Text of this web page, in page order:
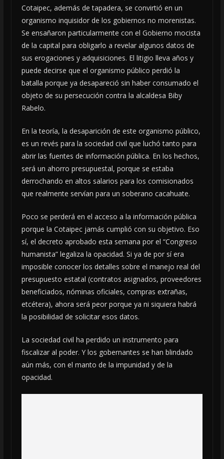
Cotaipec, además de tapadera, se convirtió en un
organismo inquisidor de los gobiernos no morenistas.
Se ensañaron particularmente con el Gobierno mocista
de la capital para obligarlo a revelar algunos datos de
sus erogaciones y adquisiciones. El litigio lleva años y
puede decirse que el organismo público perdió la
batalla porque ya desapareció sin haber consumado el
objeto de su persecución contra la alcaldesa Biby
Rabelo.
En la teoría, la desaparición de este organismo público,
es un revés para la sociedad civil que luchó tanto para
abrir las fuentes de información pública. En los hechos,
será un ahorro presupuestal, porque se estaba
derrochando en altos salarios para los comisionados
que realmente servían para un soberano cacahuate.
Poco se perderá en el acceso a la información pública
porque la Cotaipec jamás cumplió con su objetivo. Eso
sí, el decreto aprobado esta semana por el “Congreso
humanista” legaliza la opacidad. Si ya de por sí era
imposible conocer los detalles sobre el manejo real del
presupuesto estatal (contratos asignados, proveedores
beneficiados, nóminas oficiales, compras extrañas,
etcétera), ahora será peor porque ya ni siquiera habrá
la posibilidad de solicitar esos datos.
La sociedad civil ha perdido un instrumento para
fiscalizar al poder. Y los gobernantes se han blindado
aún más, con el manto de la impunidad y de la
opacidad.